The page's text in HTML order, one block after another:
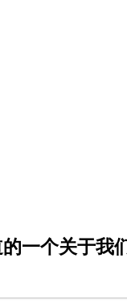
一个关于我